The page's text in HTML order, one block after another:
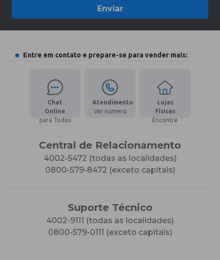
Enviar
Entre em contato e prepare-se para vender mais:
Chat
Online
para Todos
Atendimento
Ver número
Lojas
Físicas
Encontre
Central de Relacionamento
4002-5472 (todas as localidades)
0800-579-8472 (exceto capitais)
Suporte Técnico
4002-9111 (todas as localidades)
0800-579-0111 (exceto capitais)